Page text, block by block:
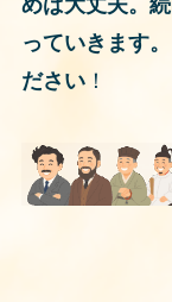
っていきます
ださい！